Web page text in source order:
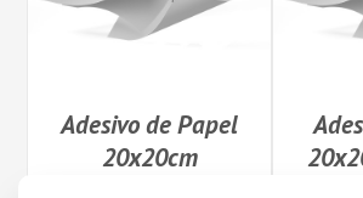
Adesivo de Papel
20x20cm